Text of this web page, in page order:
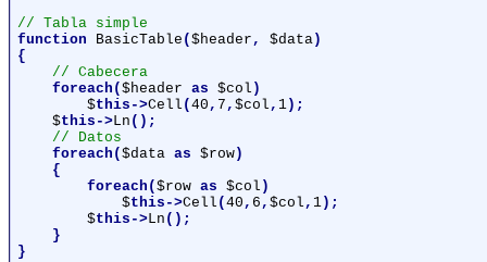
function
BasicTable ( $header , $data)
{
// Cabecera
foreach( $header as $col )
$this->Cell ( 40 , 7 , $col , 1);
$this->Ln ();
// Datos
foreach( $data as $row)
    {
        foreach(
$row as $col )
$this->Cell ( 40 , 6 , $col , 1);
$this->Ln ();
    }
}